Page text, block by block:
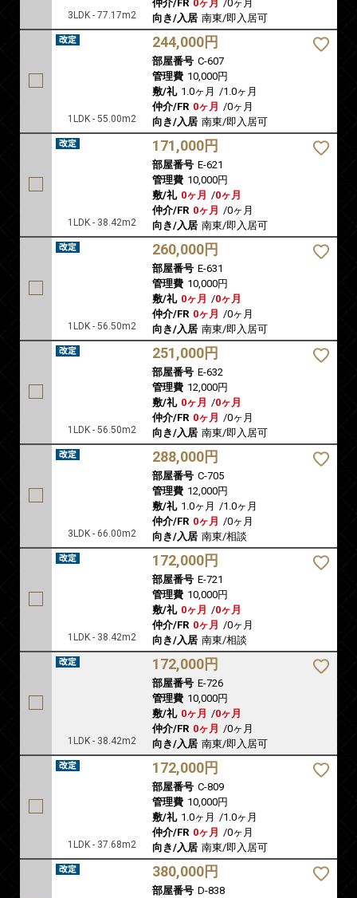
3LDK - 77.17m2
仲介/FR 0ヶ月 /0ヶ月
向き/入居 南東/即入居可
1LDK - 55.00m2
244,000円
部屋番号 C-607
管理費 10,000円
敷/礼 1.0ヶ月 /1.0ヶ月
仲介/FR 0ヶ月 /0ヶ月
向き/入居 南東/即入居可
1LDK - 38.42m2
171,000円
部屋番号 E-621
管理費 10,000円
敷/礼 0ヶ月 /0ヶ月
仲介/FR 0ヶ月 /0ヶ月
向き/入居 南東/即入居可
1LDK - 56.50m2
260,000円
部屋番号 E-631
管理費 10,000円
敷/礼 0ヶ月 /0ヶ月
仲介/FR 0ヶ月 /0ヶ月
向き/入居 南東/即入居可
1LDK - 56.50m2
251,000円
部屋番号 E-632
管理費 12,000円
敷/礼 0ヶ月 /0ヶ月
仲介/FR 0ヶ月 /0ヶ月
向き/入居 南東/即入居可
3LDK - 66.00m2
288,000円
部屋番号 C-705
管理費 12,000円
敷/礼 1.0ヶ月 /1.0ヶ月
仲介/FR 0ヶ月 /0ヶ月
向き/入居 南東/相談
1LDK - 38.42m2
172,000円
部屋番号 E-721
管理費 10,000円
敷/礼 0ヶ月 /0ヶ月
仲介/FR 0ヶ月 /0ヶ月
向き/入居 南東/相談
1LDK - 38.42m2
172,000円
部屋番号 E-726
管理費 10,000円
敷/礼 0ヶ月 /0ヶ月
仲介/FR 0ヶ月 /0ヶ月
向き/入居 南東/即入居可
1LDK - 37.68m2
172,000円
部屋番号 C-809
管理費 10,000円
敷/礼 1.0ヶ月 /1.0ヶ月
仲介/FR 0ヶ月 /0ヶ月
向き/入居 南東/即入居可
380,000円
部屋番号 D-838